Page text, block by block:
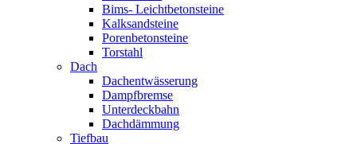
Bims- Leichtbetonsteine
Kalksandsteine
Porenbetonsteine
Torstahl
Dach
Dachentwässerung
Dampfbremse
Unterdeckbahn
Dachdämmung
Tiefbau